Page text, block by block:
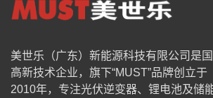
美世乐（广东）新能源科技有限公司是
高新技术企业，旗下“MUST”品牌创立于
2010年，专注光伏逆变器、锂电池及储